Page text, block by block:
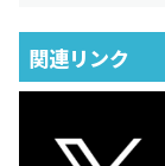
関連リンク